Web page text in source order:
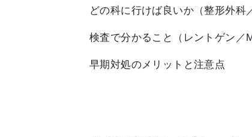
どの科に行けば良いか（整形外科
検査で分かること（レントゲン／
早期対処のメリットと注意点